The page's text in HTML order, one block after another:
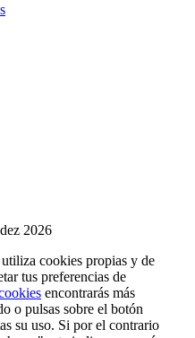
2026
cookies propias y de
tus preferencias de
encontrarás más
o pulsas sobre el botón
su uso. Si por el contrario